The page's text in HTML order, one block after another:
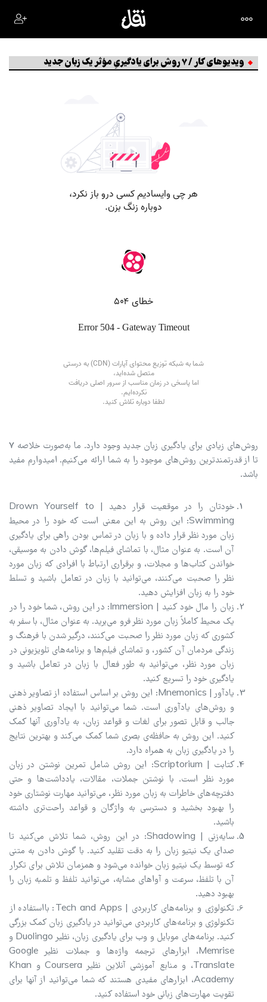
ویدیو‌های کار / 7 روش برای یادگیریِ مؤثر یک زبان جدید
روش‌های زیادی برای یادگیری زبان جدید وجود دارد. ما به‌صورت خلاصه 7
تا از قدرتمندترین روش‌های موجود را به شما ارائه می‌کنیم. امیدوارم مفید
باشد.
خودتان را در موقعیت قرار دهید | Drown Yourself to
Swimming: این روش به این معنی است که خود را در محیط
زبان مورد نظر قرار داده و با زبان در تماس بودن راهی برای یادگیری
آن است. به عنوان مثال، با تماشای فیلم‌ها، گوش دادن به موسیقی،
خواندن کتاب‌ها و مجلات، و برقراری ارتباط با افرادی که زبان مورد
نظر را صحبت می‌کنند، می‌توانید با زبان در تعامل باشید و تسلط
خود را به زبان افزایش دهید.
زبان را مال خود کنید | Immersion: در این روش، شما خود را در
یک محیط کاملاً زبان مورد نظر فرو می‌برید. به عنوان مثال، با سفر به
کشوری که زبان مورد نظر را صحبت می‌کنند، درگیر شدن با فرهنگ و
زندگی مردمان آن کشور، و تماشای فیلم‌ها و برنامه‌های تلویزیونی در
زبان مورد نظر، می‌توانید به طور فعال با زبان در تعامل باشید و
یادگیری خود را تسریع کنید.
یادآور | Mnemonics: این روش بر اساس استفاده از تصاویر ذهنی
و روش‌های یادآوری است. شما می‌توانید با ایجاد تصاویر ذهنی
جالب و قابل تصور برای لغات و قواعد زبان، به یادآوری آنها کمک
کنید. این روش به حافظه‌ی بصری شما کمک می‌کند و بهترین نتایج
را در یادگیری زبان به همراه دارد.
کتابت | Scriptorium: این روش شامل تمرین نوشتن در زبان
مورد نظر است. با نوشتن جملات، مقالات، یادداشت‌ها و حتی
دفترچه‌های خاطرات به زبان مورد نظر، می‌توانید مهارت نوشتاری خود
را بهبود بخشید و دسترسی به واژگان و قواعد راحت‌تری داشته
باشید.
سایه‌زنی | Shadowing: در این روش، شما تلاش می‌کنید تا
صدای یک نیتیو زبان را به دقت تقلید کنید. با گوش دادن به متنی
که توسط یک نیتیو زبان خوانده می‌شود و همزمان تلاش برای تکرار
آن با تلفظ، سرعت و آواهای مشابه، می‌توانید تلفظ و تلمبه زبان را
بهبود دهید.
تکنولوژی و برنامه‌های کاربردی | Tech and Apps: بااستفاده از
تکنولوژی و برنامه‌های کاربردی می‌توانید در یادگیری زبان کمک بزرگی
کنید. برنامه‌های موبایل و وب برای یادگیری زبان، نظیر Duolingo و
Memrise، ابزارهای ترجمه واژه‌ها و جملات نظیر Google
Translate، و منابع آموزشی آنلاین نظیر Coursera و Khan
Academy، ابزارهای مفیدی هستند که شما می‌توانید از آنها برای
تقویت مهارت‌های زبانی خود استفاده کنید.